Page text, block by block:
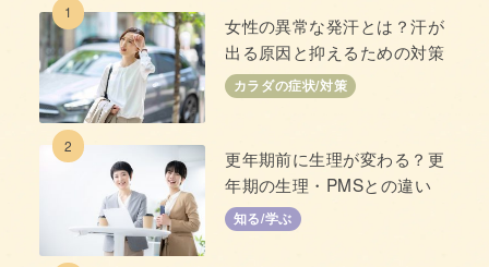
1
女性の異常な発汗とは？汗が
出る原因と抑えるための対策
カラダの症状/対策
2
更年期前に生理が変わる？更
年期の生理・PMSとの違い
知る/学ぶ